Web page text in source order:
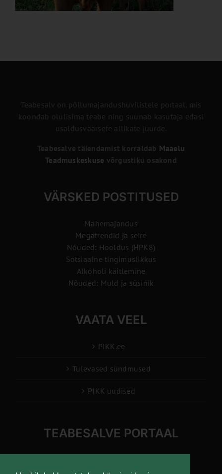
Teabesalv on põllumajandushuvilistele portaal, mis
koondab olulisima teabe ning suunab kasutaja edasi
usaldusväärsete allikate juurde.
Teabesalve täiendamist korraldab Maaelu
Teadmuskeskuse võrgustiku osakond
VÄRSKED POSTITUSED
Mahemajandus
Megatrendid ja seire
Nõuded: Hooldus (HPK8)
Sotsiaalne tingimuslikkus
Alkoholi käitlemine
Nõuded: Muld ja süsinik
VAATA VEEL
PIKK.ee
Tulevased sündmused
PIKK uudised
TEABESALVE PORTAAL